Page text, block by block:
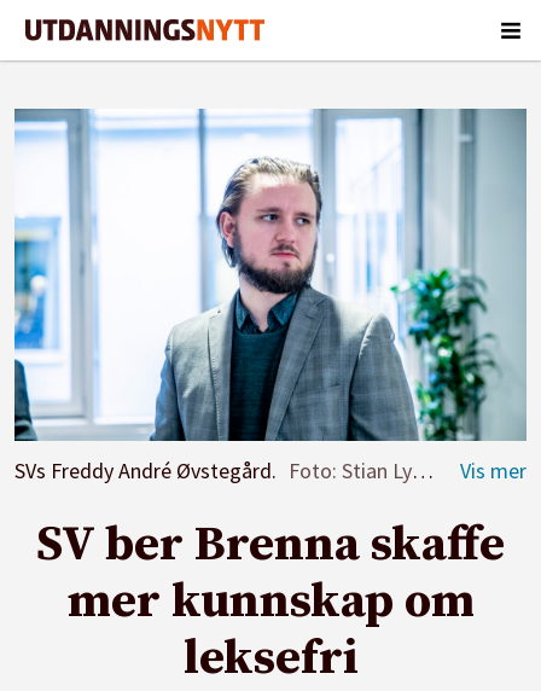
SVs Freddy André Øvstegård. Foto: Stian Lysberg Solum/NTB
SV ber Brenna skaffe
mer kunnskap om
leksefri